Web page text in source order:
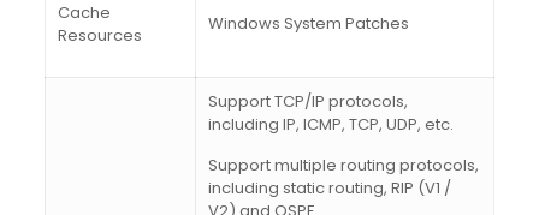
Cache
Resources
Windows System Patches
Support TCP/IP protocols,
including IP, ICMP, TCP, UDP, etc.
Support multiple routing protocols,
including static routing, RIP (V1 /